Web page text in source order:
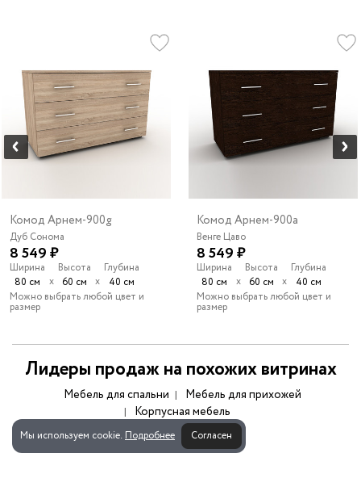
Мы используем cookie. Подробнее Согласен
Комод Арнем-900g
Дуб Сонома
8 549 ₽
Ширина
80 см
х
Высота
60 см
х
Глубина
40 см
Можно выбрать любой цвет и
размер
Комод Арнем-900a
Венге Цаво
8 549 ₽
Ширина
80 см
х
Высота
60 см
х
Глубина
40 см
Можно выбрать любой цвет и
размер
Лидеры продаж на похожих витринах
Мебель для спальни
Мебель для прихожей
Корпусная мебель